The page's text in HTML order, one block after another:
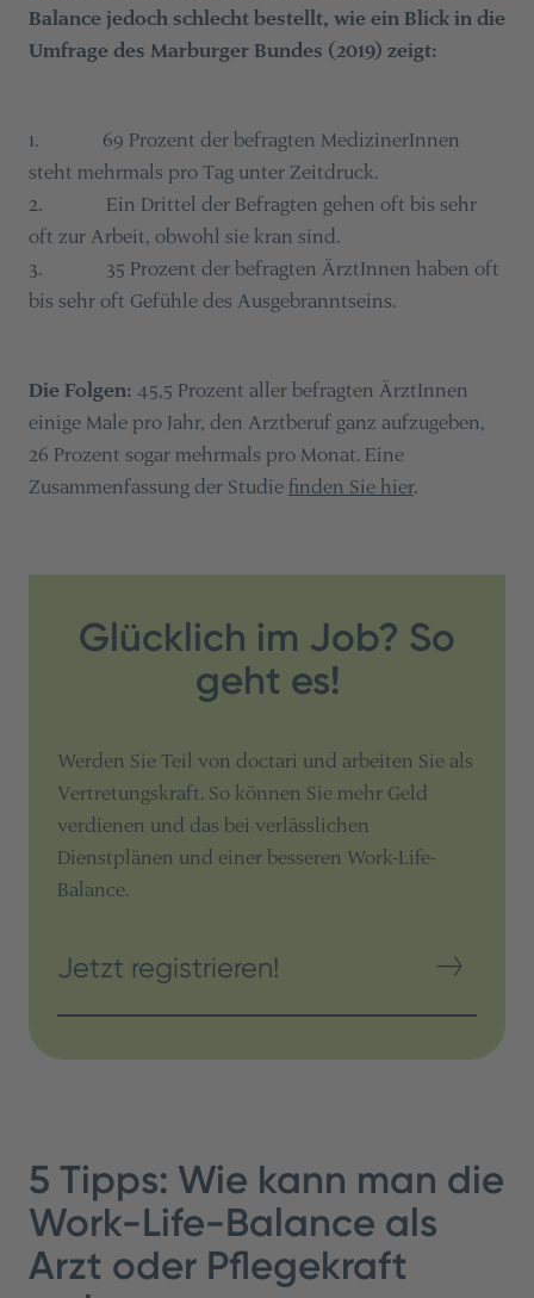
Balance jedoch schlecht bestellt, wie ein Blick in die
Umfrage des Marburger Bundes (2019) zeigt:
1. 69 Prozent der befragten MedizinerInnen
steht mehrmals pro Tag unter Zeitdruck.
2. Ein Drittel der Befragten gehen oft bis sehr
oft zur Arbeit, obwohl sie kran sind.
3. 35 Prozent der befragten ÄrztInnen haben oft
bis sehr oft Gefühle des Ausgebranntseins.
Die Folgen: 45,5 Prozent aller befragten ÄrztInnen
einige Male pro Jahr, den Arztberuf ganz aufzugeben,
26 Prozent sogar mehrmals pro Monat. Eine
Zusammenfassung der Studie finden Sie hier.
Glücklich im Job? So
geht es!
Werden Sie Teil von doctari und arbeiten Sie als
Vertretungskraft. So können Sie mehr Geld
verdienen und das bei verlässlichen
Dienstplänen und einer besseren Work-Life-
Balance.
Jetzt registrieren!
5 Tipps: Wie kann man die
Work-Life-Balance als
Arzt oder Pflegekraft